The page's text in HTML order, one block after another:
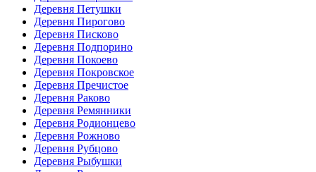
Деревня Петушки
Деревня Пирогово
Деревня Писково
Деревня Подпорино
Деревня Покоево
Деревня Покровское
Деревня Пречистое
Деревня Раково
Деревня Ремянники
Деревня Родионцево
Деревня Рожново
Деревня Рубцово
Деревня Рыбушки